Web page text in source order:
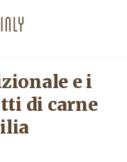
e i
di carne